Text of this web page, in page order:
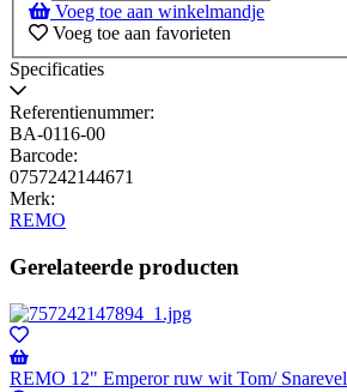
Voeg toe aan winkelmandje
Voeg toe aan favorieten
Specificaties
Referentienummer:
BA-0116-00
Barcode:
0757242144671
Merk:
REMO
Gerelateerde producten
REMO 12" Emperor ruw wit Tom/ Snarevel